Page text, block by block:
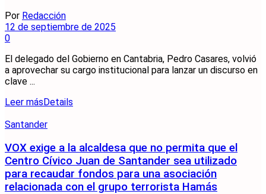
Por Redacción
12 de septiembre de 2025
0
El delegado del Gobierno en Cantabria, Pedro Casares, volvió
a aprovechar su cargo institucional para lanzar un discurso en
clave ...
Leer más Details
Santander
VOX exige a la alcaldesa que no permita que el
Centro Cívico Juan de Santander sea utilizado
para recaudar fondos para una asociación
relacionada con el grupo terrorista Hamás